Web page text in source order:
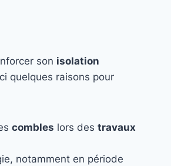
son isolation
quelques raisons pour
combles lors des travaux
notamment en période